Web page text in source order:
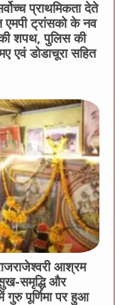
प्राथमिकता देते
एमपी ट्रांसको के नव
शपथ, पुलिस की
एवं डोडाचूरा सहित
आश्रम
समृद्धि और
गुरु पूर्णिमा पर हुआ